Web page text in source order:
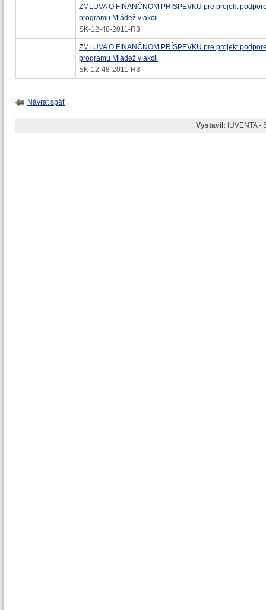
ZMLUVA O FINANČNOM PRÍSPEVKU pre projekt
programu Mládež v akcii
SK-12-48-2011-R3
ZMLUVA O FINANČNOM PRÍSPEVKU pre projekt
programu Mládež v akcii
SK-12-48-2011-R3
Návrat späť
Vystavil: IUVENTA